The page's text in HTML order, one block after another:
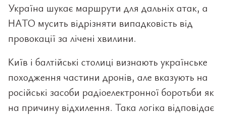
Україна шукає маршрути для дальніх атак, а
НАТО мусить відрізняти випадковість від
провокації за лічені хвилини.
Київ і балтійські столиці визнають українське
походження частини дронів, але вказують на
російські засоби радіоелектронної боротьби як
на причину відхилення. Така логіка відповідає